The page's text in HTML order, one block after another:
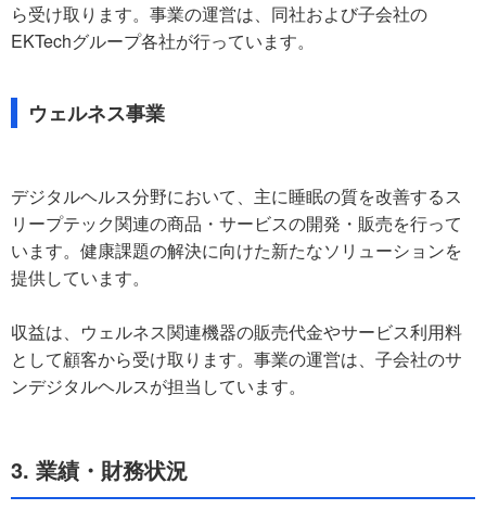
ら受け取ります。事業の運営は、同社および子会社の
EKTechグループ各社が行っています。
ウェルネス事業
デジタルヘルス分野において、主に睡眠の質を改善するス
リープテック関連の商品・サービスの開発・販売を行って
います。健康課題の解決に向けた新たなソリューションを
提供しています。
収益は、ウェルネス関連機器の販売代金やサービス利用料
として顧客から受け取ります。事業の運営は、子会社のサ
ンデジタルヘルスが担当しています。
3. 業績・財務状況